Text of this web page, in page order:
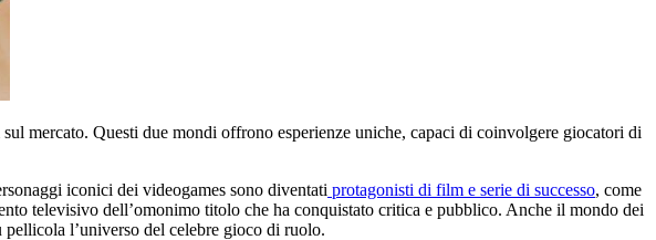
mercato. Questi due mondi offrono esperienze uniche, capaci di coinvolgere giocatori di
iconici dei videogames sono diventati protagonisti di film e serie di successo, come
televisivo dell’omonimo titolo che ha conquistato critica e pubblico. Anche il mondo dei
pellicola l’universo del celebre gioco di ruolo.